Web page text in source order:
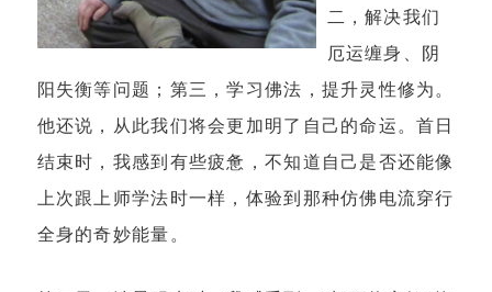
二，解决我们
厄运缠身、阴
阳失衡等问题；第三，学习佛法，提升灵性修为。
他还说，从此我们将会更加明了自己的命运。首日
结束时，我感到有些疲惫，不知道自己是否还能像
上次跟上师学法时一样，体验到那种仿佛电流穿行
全身的奇妙能量。